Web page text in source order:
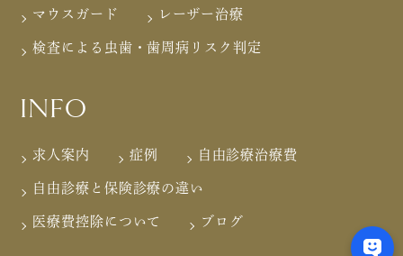
マウスガード レーザー治療
検査による虫歯・歯周病リスク判定
INFO
求人案内 症例 自由診療治療費
自由診療と保険診療の違い
医療費控除について ブログ